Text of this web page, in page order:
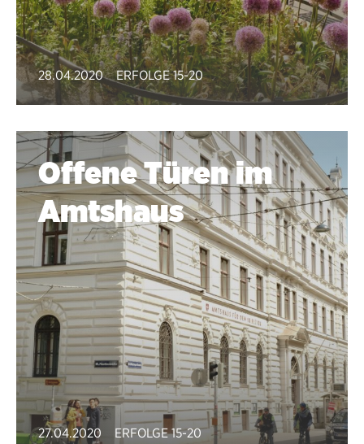
28.04.2020 ERFOLGE 15-20
Offene Türen im
Amtshaus
27.04.2020 ERFOLGE 15-20